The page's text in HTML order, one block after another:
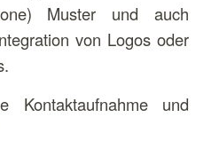
Muster und auch
von Logos oder
Kontaktaufnahme und